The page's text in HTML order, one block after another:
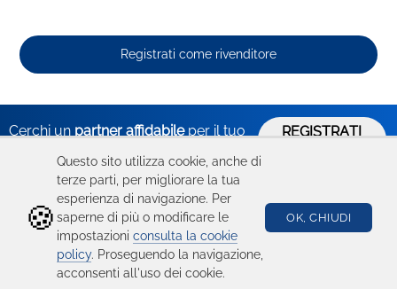
Registrati come rivenditore
Cerchi un partner affidabileper il tuo
REGISTRATI
Hai bisogno
di aiuto?
Condizioni d'uso
Catalogo
Ricambi
Device
Seguici su
🍪
Questo sito utilizza cookie, anche di
terze parti, per migliorare la tua
esperienza di navigazione. Per
saperne di più o modificare le
impostazioni consulta la cookie
policy. Proseguendo la navigazione,
acconsenti all'uso dei cookie.
OK, CHIUDI